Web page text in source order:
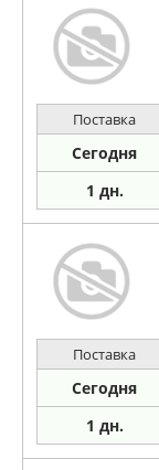
Поставка
Сегодня
1 дн.
Поставка
Сегодня
1 дн.